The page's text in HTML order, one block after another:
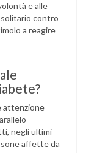
e alle
solitario contro
a reagire
attenzione
negli ultimi
affette da